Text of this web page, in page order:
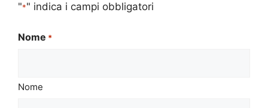
"*" indica i campi obbligatori
Nome *
Nome